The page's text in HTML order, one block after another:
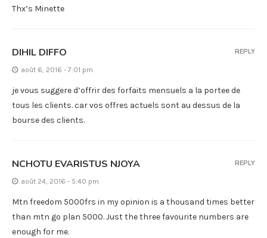
Thx’s Minette
DIHIL DIFFO
août 6, 2016 - 7:01 pm
je vous suggere d’offrir des forfaits mensuels a la portee de
tous les clients. car vos offres actuels sont au dessus de la
bourse des clients.
REPLY
NCHOTU EVARISTUS NJOYA
août 24, 2016 - 5:40 pm
Mtn freedom 5000frs in my opinion is a thousand times better
than mtn go plan 5000. Just the three favourite numbers are
enough for me.
REPLY